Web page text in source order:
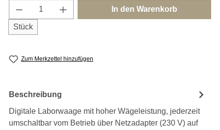
Produkt Anzahl: Gib den gewünschten
Stück
In den Warenkorb
Zum Merkzettel hinzufügen
Beschreibung
Digitale Laborwaage mit hoher Wägeleistung, jederzeit
umschaltbar vom Betrieb über Netzadapter (230 V) auf